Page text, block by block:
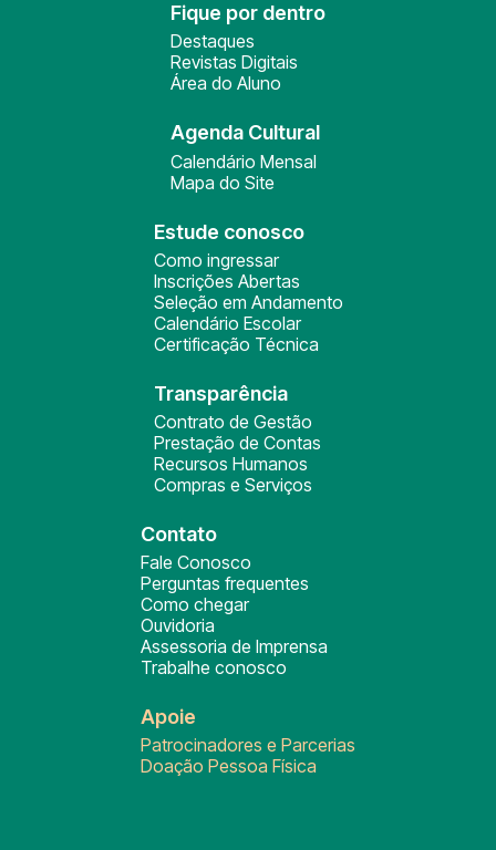
Fique por dentro
Destaques
Revistas Digitais
Área do Aluno
Agenda Cultural
Calendário Mensal
Mapa do Site
Estude conosco
Como ingressar
Inscrições Abertas
Seleção em Andamento
Calendário Escolar
Certificação Técnica
Transparência
Contrato de Gestão
Prestação de Contas
Recursos Humanos
Compras e Serviços
Contato
Fale Conosco
Perguntas frequentes
Como chegar
Ouvidoria
Assessoria de Imprensa
Trabalhe conosco
Apoie
Patrocinadores e Parcerias
Doação Pessoa Física